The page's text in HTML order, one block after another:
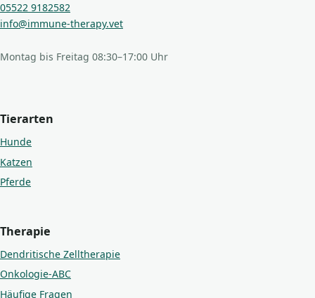
05522 9182582
info@immune-therapy.vet
Montag bis Freitag 08:30–17:00 Uhr
Tierarten
Hunde
Katzen
Pferde
Therapie
Dendritische Zelltherapie
Onkologie-ABC
Häufige Fragen